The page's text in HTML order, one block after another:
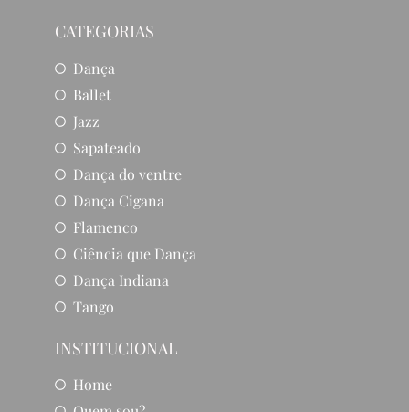
CATEGORIAS
Dança
Ballet
Jazz
Sapateado
Dança do ventre
Dança Cigana
Flamenco
Ciência que Dança
Dança Indiana
Tango
INSTITUCIONAL
Home